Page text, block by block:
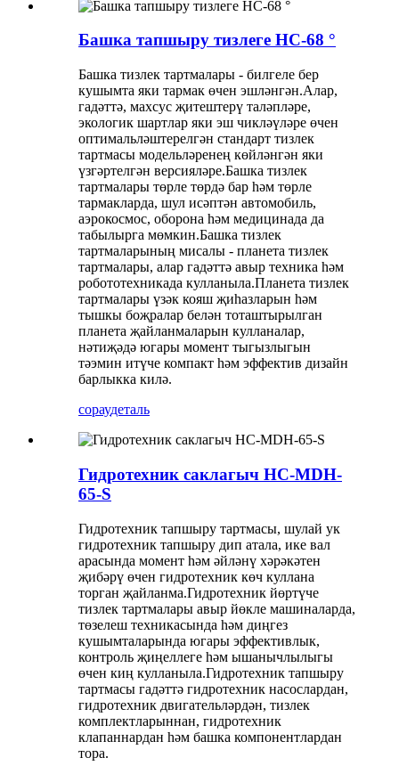
Башка тапшыру тизлеге HC-68 °
Башка тизлек тартмалары - билгеле бер
кушымта яки тармак өчен эшләнгән.Алар,
гадәттә, махсус җитештерү таләпләре,
экологик шартлар яки эш чикләүләре өчен
оптимальләштерелгән стандарт тизлек
тартмасы модельләренең көйләнгән яки
үзгәртелгән версияләре.Башка тизлек
тартмалары төрле төрдә бар һәм төрле
тармакларда, шул исәптән автомобиль,
аэрокосмос, оборона һәм медицинада да
табылырга мөмкин.Башка тизлек
тартмаларының мисалы - планета тизлек
тартмалары, алар гадәттә авыр техника һәм
робототехникада кулланыла.Планета тизлек
тартмалары үзәк кояш җиһазларын һәм
тышкы боҗралар белән тоташтырылган
планета җайланмаларын кулланалар,
нәтиҗәдә югары момент тыгызлыгын
тәэмин итүче компакт һәм эффектив дизайн
барлыкка килә.
сораудеталь
Гидротехник саклагыч HC-MDH-
65-S
Гидротехник тапшыру тартмасы, шулай ук ​​
гидротехник тапшыру дип атала, ике вал
арасында момент һәм әйләнү хәрәкәтен
җибәрү өчен гидротехник көч куллана
торган җайланма.Гидротехник йөртүче
тизлек тартмалары авыр йөкле машиналарда,
төзелеш техникасында һәм диңгез
кушымталарында югары эффективлык,
контроль җиңеллеге һәм ышанычлылыгы
өчен киң кулланыла.Гидротехник тапшыру
тартмасы гадәттә гидротехник насослардан,
гидротехник двигательләрдән, тизлек
комплектларыннан, гидротехник
клапаннардан һәм башка компонентлардан
тора.